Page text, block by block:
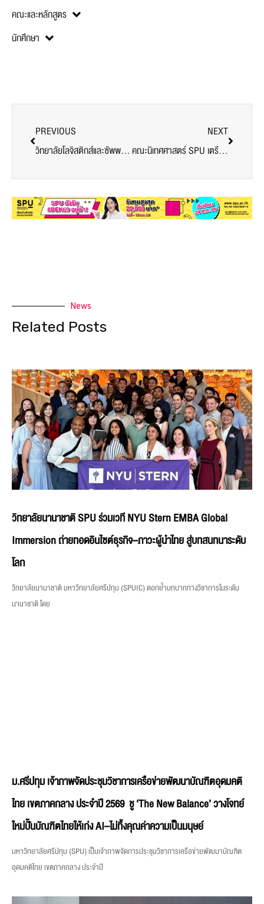
คณะและหลักสูตร
นักศึกษา
PREVIOUS
วิทยาลัยโลจิสติกส์และซัพพลายเชน SPU จัดอบรมหลักสูตรพิเศษ Agentic AI in Supply Chain ติดอาวุธ AI สู่โลกงานจริง
NEXT
คณะนิเทศศาสตร์ SPU เตรียมระเบิดความสร้างสรรค์ 21 โปรเจกต์ ในเทศกาลสื่อสารการแสดงนิพนธ์ ครั้งที่ 9
News
Related Posts
วิทยาลัยนานาชาติ SPU ร่วมเวที NYU Stern EMBA Global
Immersion ถ่ายทอดอินไซต์ธุรกิจ–ภาวะผู้นำไทย สู่บทสนทนาระดับ
โลก
วิทยาลัยนานาชาติ มหาวิทยาลัยศรีปทุม (SPUIC) ตอกย้ำบทบาททางวิชาการในระดับ
นานาชาติ โดย
ม.ศรีปทุม เจ้าภาพจัดประชุมวิชาการเครือข่ายพัฒนาบัณฑิตอุดมคติ
ไทย เขตภาคกลาง ประจำปี 2569 ชู ‘The New Balance’ วางโจทย์
ใหม่ปั้นบัณฑิตไทยให้เก่ง AI–ไม่ทิ้งคุณค่าความเป็นมนุษย์
มหาวิทยาลัยศรีปทุม (SPU) เป็นเจ้าภาพจัดการประชุมวิชาการเครือข่ายพัฒนาบัณฑิต
อุดมคติไทย เขตภาคกลาง ประจำปี